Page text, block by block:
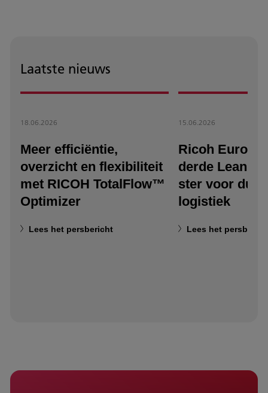
Laatste nieuws
18.06.2026
Meer efficiëntie,
overzicht en flexibiliteit
met RICOH TotalFlow™
Optimizer
Lees het persbericht
15.06.2026
Ricoh Europe
derde Lean &
ster voor
logistiek
Lees het